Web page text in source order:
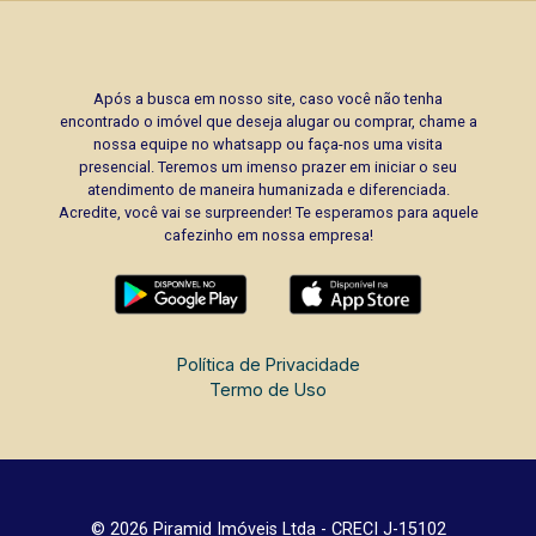
Aeroporto estadual Leite Lopes: 10 minutos/
Mini rodoviária: 3 minutos/ Rodoviária
interestadual: 5 minutos/ Rodovia Anhanguera: 7
minutos/ São Paulo: 312 Km. Seja para vender,
alugar ou adquirir seu imóvel entre em contato
Ribeirão Preto.
Após a busca em nosso site, caso você não tenha
encontrado o imóvel que deseja alugar ou comprar, chame a
nossa equipe no whatsapp ou faça-nos uma visita
presencial. Teremos um imenso prazer em iniciar o seu
atendimento de maneira humanizada e diferenciada.
Acredite, você vai se surpreender! Te esperamos para aquele
cafezinho em nossa empresa!
Política de Privacidade
Termo de Uso
© 2026 Piramid Imóveis Ltda - CRECI J-15102